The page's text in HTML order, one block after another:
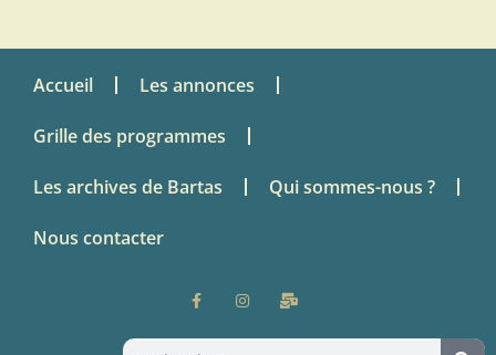
Accueil Les annonces
Grille des programmes
Les archives de Bartas Qui sommes-nous ?
Nous contacter